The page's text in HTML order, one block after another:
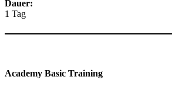
Dauer:
1 Tag
Academy Basic Training